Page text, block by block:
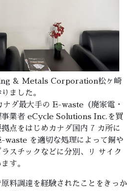
& Metals Corporation松ヶ崎
ました。
ダ最大手の E-waste（廃家電・
事業者 eCycle Solutions Inc.を買
点をはじめカナダ国内 7 カ所に
waste を適切な処理によって銅や
スチックなどに分別、リ サイク
す。
料調達を経験されたことをきっか